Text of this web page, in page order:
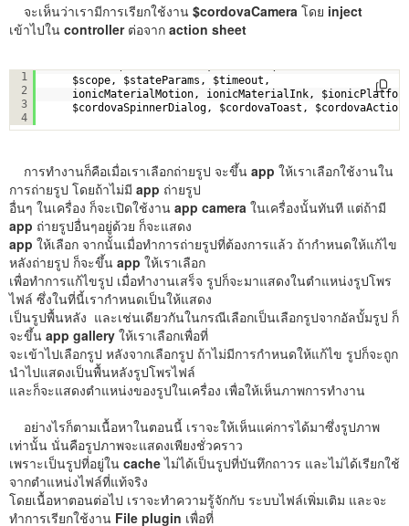
จะเห็นว่าเรามีการเรียกใช้งาน $cordovaCamera โดย inject
เข้าไปใน controllerต่อจาก action sheet
1
2
3
4
$scope, $stateParams, $timeout,
ionicMaterialMotion, ionicMaterialInk,
$cordovaSpinnerDialog, $cordovaToast,
การทำงานก็คือเมื่อเราเลือกถ่ายรูป จะขึ้น app ให้เราเลือกใช้งานใน
การถ่ายรูป โดยถ้าไม่มี app ถ่ายรูป
อื่นๆ ในเครื่อง ก็จะเปิดใช้งาน app camera ในเครื่องนั้นทันที แต่ถ้ามี
app ถ่ายรูปอื่นๆอยู่ด้วย ก็จะแสดง
app ให้เลือก จากนั้นเมื่อทำการถ่ายรูปที่ต้องการแล้ว ถ้ากำหนดให้แก้ไข
หลังถ่ายรูป ก็จะขึ้น app ให้เราเลือก
เพื่อทำการแก้ไขรูป เมื่อทำงานเสร็จ รูปก็จะมาแสดงในตำแหน่งรูปโพร
ไฟล์ ซึ่งในที่นี้เรากำหนดเป็นให้แสดง
เป็นรูปพื้นหลัง และเช่นเดียวกันในกรณีเลือกเป็นเลือกรูปจากอัลบั้มรูป ก็
จะขึ้น app gallery ให้เราเลือกเพื่อที่
จะเข้าไปเลือกรูป หลังจากเลือกรูป ถ้าไม่มีการกำหนดให้แก้ไข รูปก็จะถูก
นำไปแสดงเป็นพื้นหลังรูปโพรไฟล์
และก็จะแสดงตำแหน่งของรูปในเครื่อง เพื่อให้เห็นภาพการทำงาน
อย่างไรก็ตามเนื้อหาในตอนนี้ เราจะให้เห็นแค่การได้มาซึ่งรูปภาพ
เท่านั้น นั่นคือรูปภาพจะแสดงเพียงชั่วคราว
เพราะเป็นรูปที่อยู่ใน cacheไม่ได้เป็นรูปที่บันทึกถาวร และไม่ได้เรียกใช้
จากตำแหน่งไฟล์ที่แท้จริง
โดยเนื้อหาตอนต่อไป เราจะทำความรู้จักกับ ระบบไฟล์เพิ่มเติม และจะ
ทำการเรียกใช้งาน File plugin เพื่อที่